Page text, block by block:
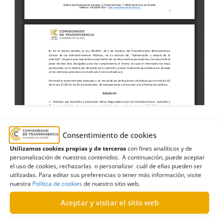
Consentimiento de cookies
Utilizamos cookies propias y de terceroscon fines analíticos y de
personalización de nuestros contenidos. A continuación, puede aceptar
el uso de cookies, rechazarlas o personalizar cuál de ellas pueden ser
utilizadas. Para editar sus preferencias o tener más información, visite
nuestra Política de cookiesde nuestro sitio web.
Aceptar y visitar el sitio web
asociación
Garavilla,gasto,mesa negociadora,Ojeda,Rocar,
tramitación,viviendas